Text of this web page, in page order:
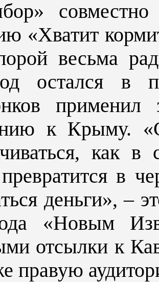
«Хватит
весьма
остался в
применил
к Крыму.
как
в
деньги», –
«Новым
отсылки к
правую